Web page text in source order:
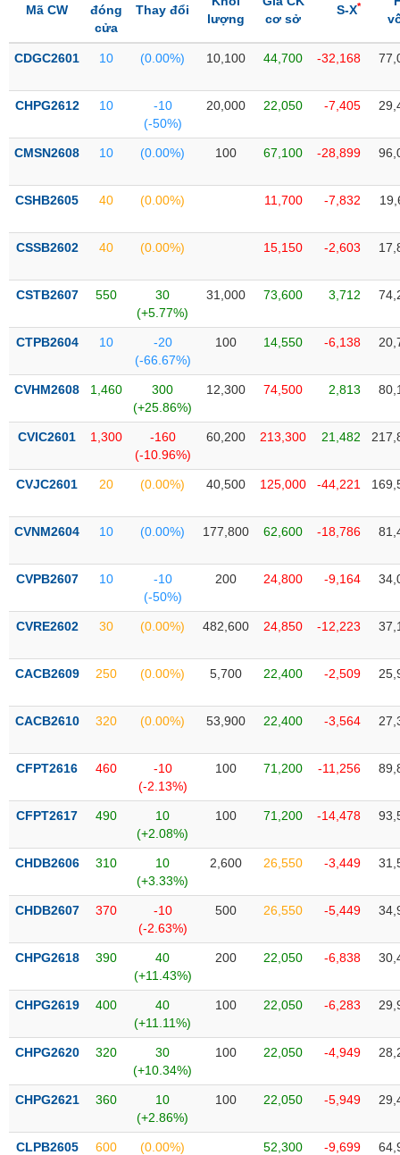
Mã CW
đóng
cửa
Thay đổi
lượng
cơ sở
S-X*
CDGC2601 10 (0.00%) 10,100 44,700 -32,168
CHPG2612 10
-10
(-50%)
20,000 22,050 -7,405
CMSN2608 10 (0.00%) 100 67,100 -28,899
CSHB2605 40 (0.00%) 11,700 -7,832
CSSB2602 40 (0.00%) 15,150 -2,603
CSTB2607 550
30
(+5.77%)
31,000 73,600 3,712
CTPB2604 10
-20
(-66.67%)
100 14,550 -6,138
CVHM2608 1,460
300
(+25.86%)
12,300 74,500 2,813
CVIC2601 1,300
-160
(-10.96%)
60,200 213,300 21,482
CVJC2601 20 (0.00%) 40,500 125,000 -44,221
CVNM2604 10 (0.00%) 177,800 62,600 -18,786
CVPB2607 10
-10
(-50%)
200 24,800 -9,164
CVRE2602 30 (0.00%) 482,600 24,850 -12,223
CACB2609 250 (0.00%) 5,700 22,400 -2,509
CACB2610 320 (0.00%) 53,900 22,400 -3,564
CFPT2616 460
-10
(-2.13%)
100 71,200 -11,256
CFPT2617 490
10
(+2.08%)
100 71,200 -14,478
CHDB2606 310
10
(+3.33%)
2,600 26,550 -3,449
CHDB2607 370
-10
(-2.63%)
500 26,550 -5,449
CHPG2618 390
40
(+11.43%)
200 22,050 -6,838
CHPG2619 400
40
(+11.11%)
100 22,050 -6,283
CHPG2620 320
30
(+10.34%)
100 22,050 -4,949
CHPG2621 360
10
(+2.86%)
100 22,050 -5,949
CLPB2605 600 (0.00%) 52,300 -9,699
SÓC
KHỎE
CHÍNH
CÔNG
THÔNG
TIN
DỊCH
TRUYỀN
THÔNG
TIỆN
ĐỘNG
SẢN
Mã
khoán
(-)
Tất cả Cổ phiếu Chỉ số Chứng chỉ quỹ Chứng
Lãnh
đạo
Tất cả Người nội bộ Người liên quan Cổ đông lớn
Tin
(-)
Bài
tác